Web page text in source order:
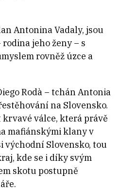
Antonina Vadaly, jsou
jeho ženy – s
rovněž úzce a
Rodà – tchán Antonia
na Slovensko.
válce, která právě
mafiánskými klany v
východní Slovensko, tou
kde se i díky svým
skotu postupně